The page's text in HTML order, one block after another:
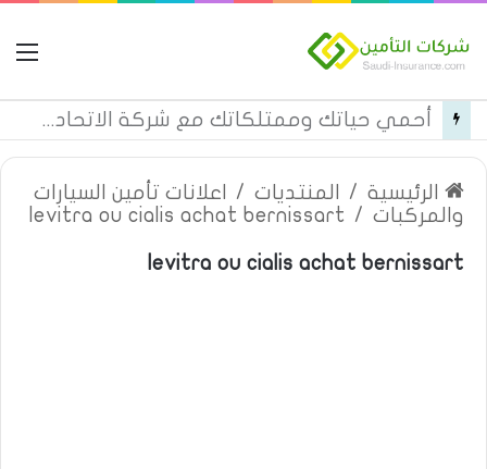
قائمة بأسماء مستشفيات تأمين تكافل الراجحي فئة c في المنطقة الغربية
الرئيسية / المنتديات /
اعلانات تأمين السيارات
والمركبات /
levitra ou cialis achat bernissart
levitra ou cialis achat bernissart